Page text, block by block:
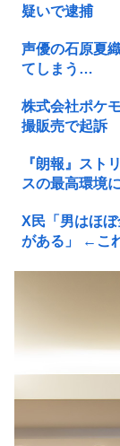
疑いで逮捕
声優の石原夏
てしまう…
株式会社ポケ
撮販売で起訴
『朗報』スト
スの最高環境
X民「男はほ
がある」 ←こ